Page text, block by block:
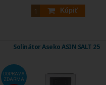
Kúpiť
Solinátor Aseko ASIN SALT 25
DOPRAVA
ZDARMA